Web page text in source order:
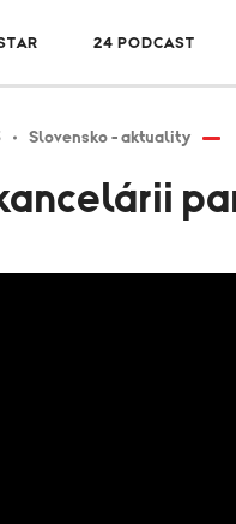
24 PODCAST
Slovensko - aktuality